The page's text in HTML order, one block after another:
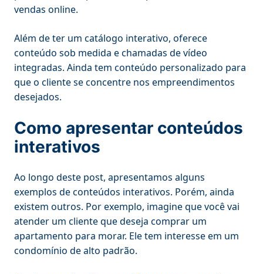
vendas online.
Além de ter um catálogo interativo, oferece
conteúdo sob medida e chamadas de vídeo
integradas. Ainda tem conteúdo personalizado para
que o cliente se concentre nos empreendimentos
desejados.
Como apresentar conteúdos
interativos
Ao longo deste post, apresentamos alguns
exemplos de conteúdos interativos. Porém, ainda
existem outros. Por exemplo, imagine que você vai
atender um cliente que deseja comprar um
apartamento para morar. Ele tem interesse em um
condomínio de alto padrão.